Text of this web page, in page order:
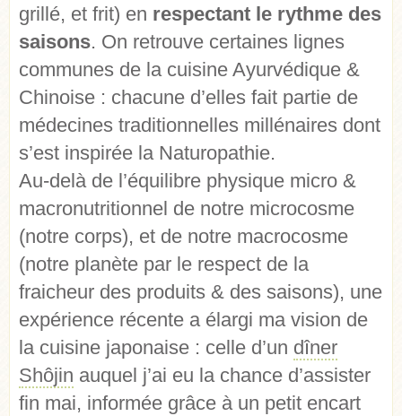
grillé, et frit) en respectant le rythme des
saisons. On retrouve certaines lignes
communes de la cuisine Ayurvédique &
Chinoise : chacune d’elles fait partie de
médecines traditionnelles millénaires dont
s’est inspirée la Naturopathie.
Au-delà de l’équilibre physique micro &
macronutritionnel de notre microcosme
(notre corps), et de notre macrocosme
(notre planète par le respect de la
fraicheur des produits & des saisons), une
expérience récente a élargi ma vision de
la cuisine japonaise : celle d’un dîner
Shôjin auquel j’ai eu la chance d’assister
fin mai, informée grâce à un petit encart